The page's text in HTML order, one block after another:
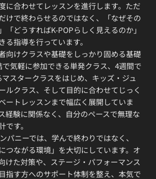
に合わせてレッスンを進行します。ただ
けで終わらせるのではなく、「なぜその
「どうすればK-POPらしく見えるのか」
る指導を行っています。
向けクラスや基礎をしっかり固める基礎
気軽に参加できる単発クラス、4週間で
スタークラスをはじめ、キッズ・ジュ
ルクラス、そして目的に合わせてじっく
ートレッスンまで幅広く展開していま
経験に関係なく、自分のペースで無理な
です。
パニーでは、学んで終わりではなく、
つながる環境」を大切にしています。オ
けた対策や、ステージ・パフォーマンス
指す方へのサポート体制を整え、本気で